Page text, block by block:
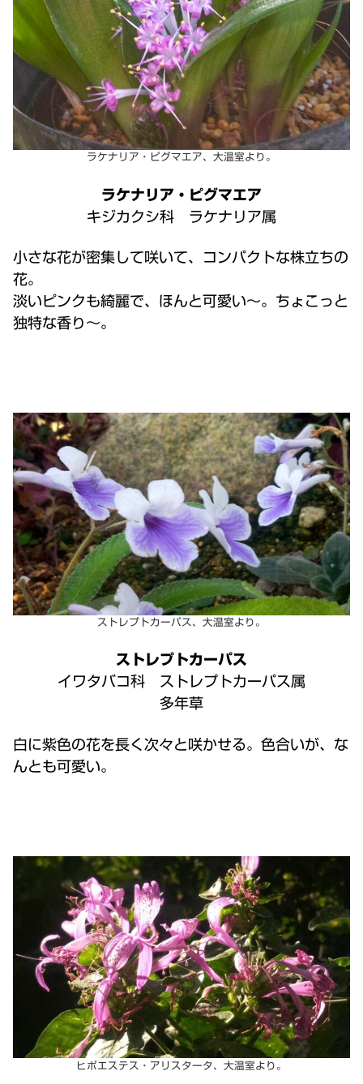
ラケナリア・ピグマエア、大温室より。
ラケナリア・ピグマエア
キジカクシ科 ラケナリア属
小さな花が密集して咲いて、コンパクトな株立ちの
花。
淡いピンクも綺麗で、ほんと可愛い～。ちょこっと
独特な香り～。
ストレプトカーパス、大温室より。
ストレプトカーパス
イワタバコ科 ストレプトカーパス属
多年草
白に紫色の花を長く次々と咲かせる。色合いが、な
んとも可愛い。
ヒポエステス・アリスタータ、大温室より。